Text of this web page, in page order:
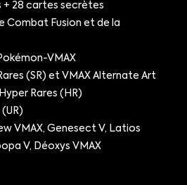
28 cartes secrètes
Combat Fusion et de la
VMAX
(SR) et VMAX Alternate Art
Rares (HR)
VMAX, Genesect V, Latios
V, Déoxys VMAX